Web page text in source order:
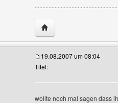
Website dieses
19.08.2007 um 08:04
Titel:
wollte noch mal sagen dass